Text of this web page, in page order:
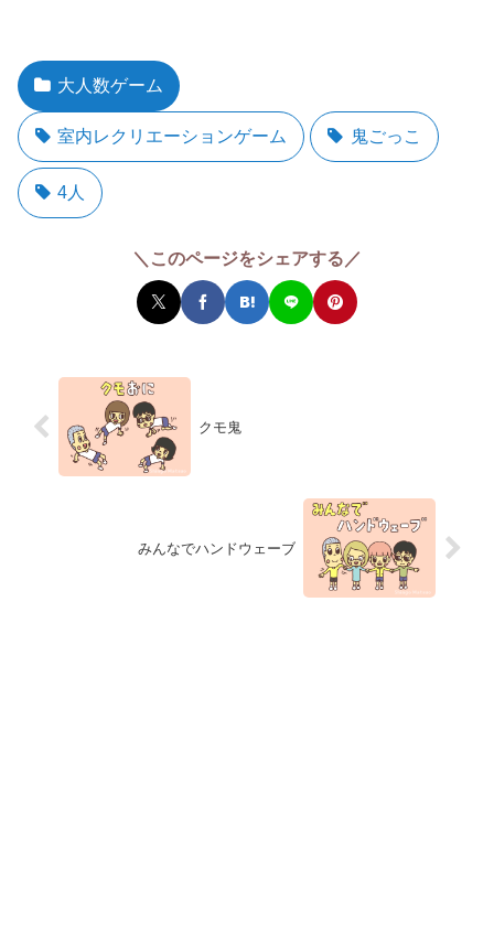
大人数ゲーム
室内レクリエーションゲーム 鬼ごっこ
4人
＼このページをシェアする／
クモ鬼
みんなでハンドウェーブ